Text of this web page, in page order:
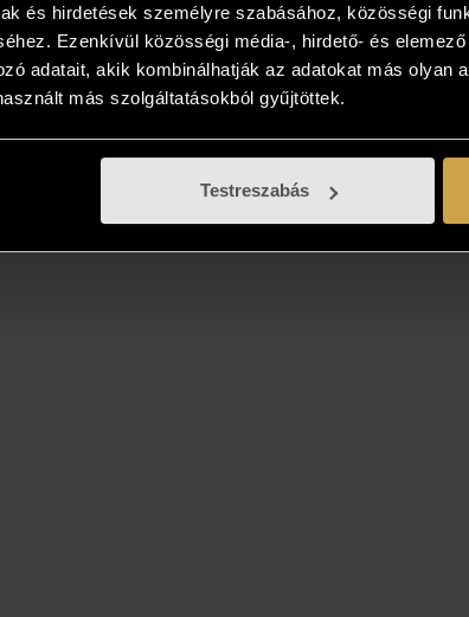
és hirdetések személyre szabásához, közösségi
Ezenkívül közösségi média-, hirdető- és
adatait, akik kombinálhatják az adatokat más olyan
más szolgáltatásokból gyűjtöttek.
Testreszabás